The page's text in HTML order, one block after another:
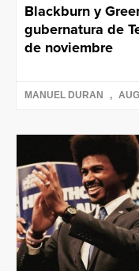
Blackburn y
gubernatura de
de noviembre
MANUEL DURAN